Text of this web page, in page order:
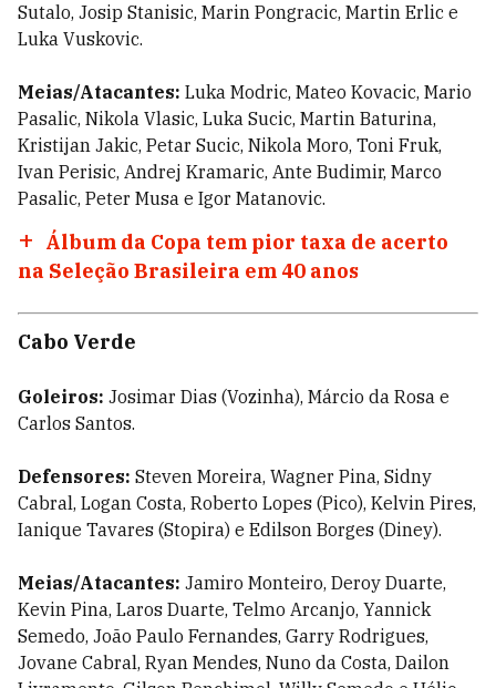
Sutalo, Josip Stanisic, Marin Pongracic, Martin Erlic e
Luka Vuskovic.
Meias/Atacantes: Luka Modric, Mateo Kovacic, Mario
Pasalic, Nikola Vlasic, Luka Sucic, Martin Baturina,
Kristijan Jakic, Petar Sucic, Nikola Moro, Toni Fruk,
Ivan Perisic, Andrej Kramaric, Ante Budimir, Marco
Pasalic, Peter Musa e Igor Matanovic.
Álbum da Copa tem pior taxa de acerto
na Seleção Brasileira em 40 anos
Cabo Verde
Goleiros: Josimar Dias (Vozinha), Márcio da Rosa e
Carlos Santos.
Defensores: Steven Moreira, Wagner Pina, Sidny
Cabral, Logan Costa, Roberto Lopes (Pico), Kelvin Pires,
Ianique Tavares (Stopira) e Edilson Borges (Diney).
Meias/Atacantes: Jamiro Monteiro, Deroy Duarte,
Kevin Pina, Laros Duarte, Telmo Arcanjo, Yannick
Semedo, João Paulo Fernandes, Garry Rodrigues,
Jovane Cabral, Ryan Mendes, Nuno da Costa, Dailon